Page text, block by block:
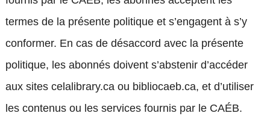
termes de la présente politique et s’engagent à s’y
conformer. En cas de désaccord avec la présente
politique, les abonnés doivent s’abstenir d’accéder
aux sites celalibrary.ca ou bibliocaeb.ca, et d’utiliser
les contenus ou les services fournis par le CAÉB.